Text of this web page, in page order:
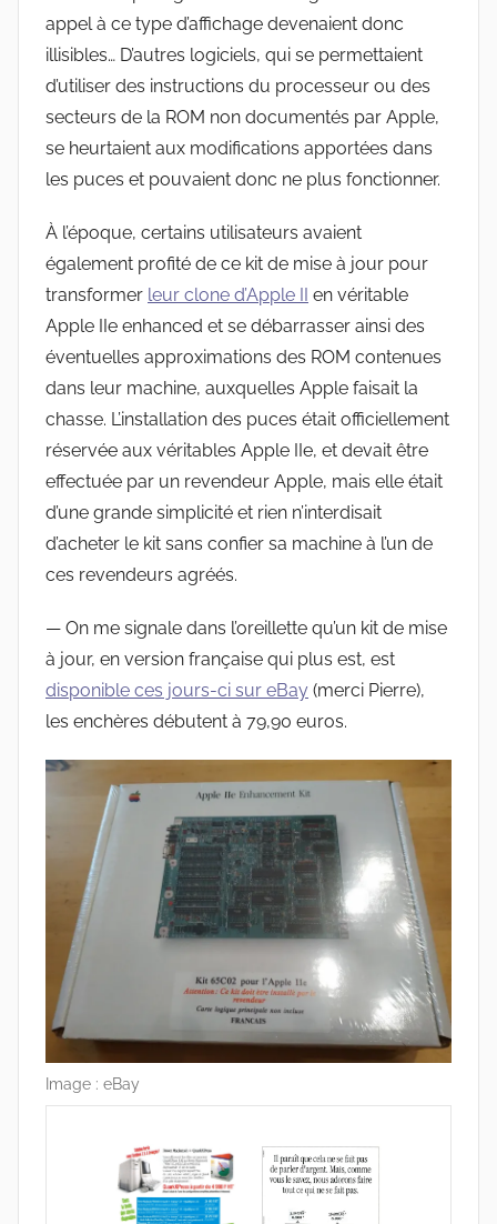
appel à ce type d’affichage devenaient donc
illisibles… D’autres logiciels, qui se permettaient
d’utiliser des instructions du processeur ou des
secteurs de la ROM non documentés par Apple,
se heurtaient aux modifications apportées dans
les puces et pouvaient donc ne plus fonctionner.
À l’époque, certains utilisateurs avaient
également profité de ce kit de mise à jour pour
transformer leur clone d’Apple II
en véritable
Apple IIe enhanced et se débarrasser ainsi des
éventuelles approximations des ROM contenues
dans leur machine, auxquelles Apple faisait la
chasse. L’installation des puces était officiellement
réservée aux véritables Apple IIe, et devait être
effectuée par un revendeur Apple, mais elle était
d’une grande simplicité et rien n’interdisait
d’acheter le kit sans confier sa machine à l’un de
ces revendeurs agréés.
— On me signale dans l’oreillette qu’un kit de mise
à jour, en version française qui plus est, est
disponible ces jours-ci sur eBay (merci Pierre),
les enchères débutent à 79,90 euros.
Image : eBay